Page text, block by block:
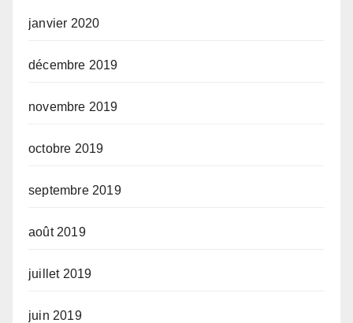
janvier 2020
décembre 2019
novembre 2019
octobre 2019
septembre 2019
août 2019
juillet 2019
juin 2019